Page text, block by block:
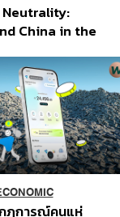
China in the
กฏการณ์คนแห่